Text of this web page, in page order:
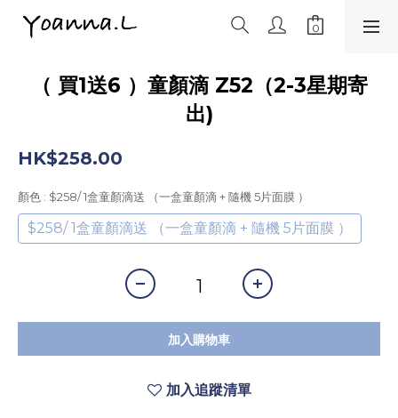
（ 買1送6 ）童顏滴 Z52（2-3星期寄
出)
HK$258.00
顏色 : $258/ 1盒童顏滴送 （一盒童顏滴 + 隨機 5片面膜 ）
$258/ 1盒童顏滴送 （一盒童顏滴 + 隨機 5片面膜 ）
加入購物車
加入追蹤清單